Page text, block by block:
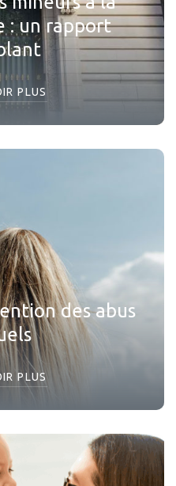
: un rapport
PLUS
des abus
PLUS